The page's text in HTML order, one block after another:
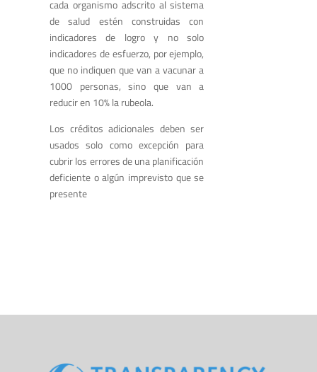
cada organismo adscrito al sistema
de salud estén construidas con
indicadores de logro y no solo
indicadores de esfuerzo, por ejemplo,
que no indiquen que van a vacunar a
1000 personas, sino que van a
reducir en 10% la rubeola.
Los créditos adicionales deben ser
usados solo como excepción para
cubrir los errores de una planificación
deficiente o algún imprevisto que se
presente